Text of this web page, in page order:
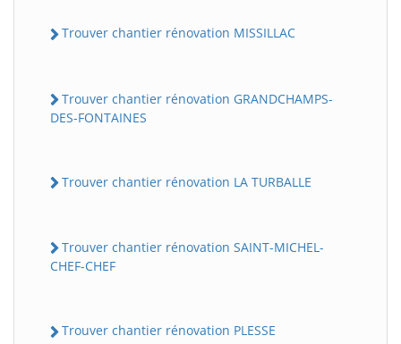
Trouver chantier rénovation MISSILLAC
Trouver chantier rénovation GRANDCHAMPS-
DES-FONTAINES
Trouver chantier rénovation LA TURBALLE
Trouver chantier rénovation SAINT-MICHEL-
CHEF-CHEF
Trouver chantier rénovation PLESSE